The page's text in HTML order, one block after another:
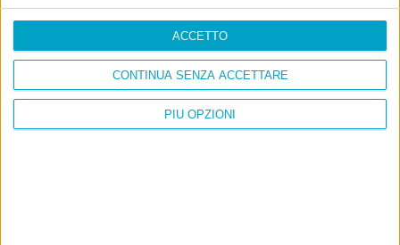
PIÙ OPZIONI
CONTINUA SENZA ACCETTARE
ACCETTO